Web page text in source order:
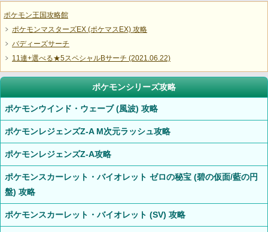
ポケモン王国攻略館
ポケモンマスターズEX (ポケマスEX) 攻略
バディーズサーチ
11連+選べる★5スペシャルBサーチ (2021.06.22)
ポケモンシリーズ攻略
ポケモンウインド・ウェーブ (風波) 攻略
ポケモンレジェンズZ-A M次元ラッシュ攻略
ポケモンレジェンズZ-A攻略
ポケモンスカーレット・バイオレット ゼロの秘宝 (碧の仮面/藍の円
盤) 攻略
ポケモンスカーレット・バイオレット (SV) 攻略